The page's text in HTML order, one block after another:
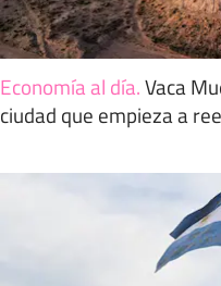
Economía al día.Vaca
ciudad que empieza a